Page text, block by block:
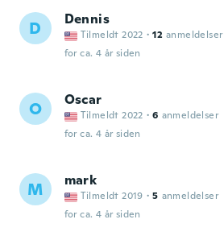
D Dennis
Tilmeldt 2022 · 12 anmeldelser
for ca. 4 år siden
O Oscar
Tilmeldt 2022 · 6 anmeldelser
for ca. 4 år siden
M mark
Tilmeldt 2019 · 5 anmeldelser
for ca. 4 år siden